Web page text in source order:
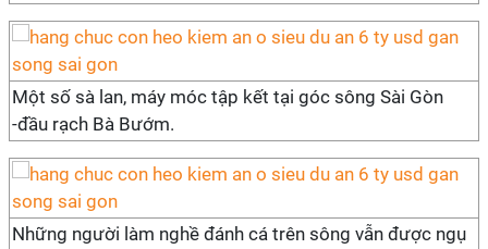
Một số sà lan, máy móc tập kết tại góc sông Sài Gòn
-đầu rạch Bà Bướm.
Những người làm nghề đánh cá trên sông vẫn được ngụ